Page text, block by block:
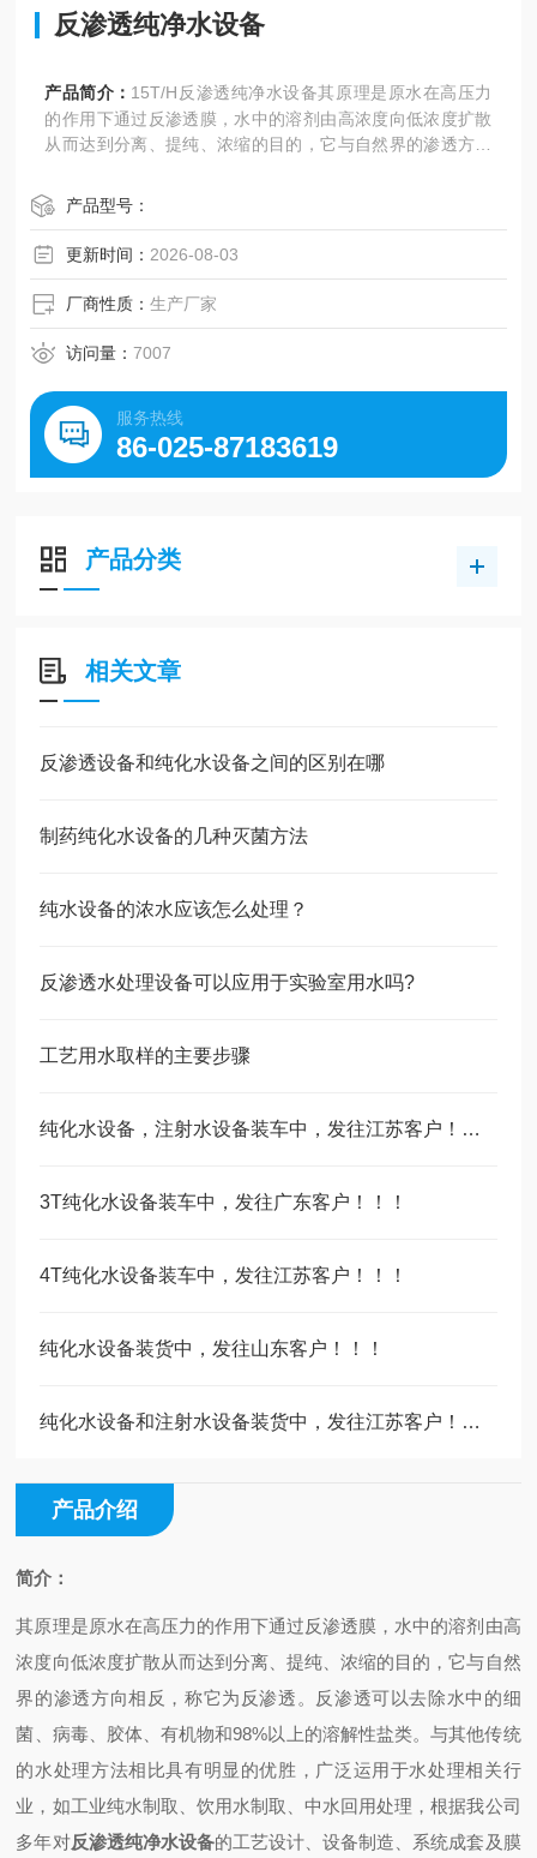
反渗透纯净水设备
产品简介： 15T/H反渗透纯净水设备其原理是原水在高压力
的作用下通过反渗透膜，水中的溶剂由高浓度向低浓度扩散
从而达到分离、提纯、浓缩的目的，它与自然界的渗透方向
产品型号：
更新时间： 2026-08-03
厂商性质：生产厂家
访问量：7007
服务热线
86-025-87183619
产品分类
相关文章
反渗透设备和纯化水设备之间的区别在哪
制药纯化水设备的几种灭菌方法
纯水设备的浓水应该怎么处理？
反渗透水处理设备可以应用于实验室用水吗?
工艺用水取样的主要步骤
纯化水设备，注射水设备装车中，发往江苏客户！！！
3T纯化水设备装车中，发往广东客户！！！
4T纯化水设备装车中，发往江苏客户！！！
纯化水设备装货中，发往山东客户！！！
纯化水设备和注射水设备装货中，发往江苏客户！！！
产品介绍
简介：
其原理是原水在高压力的作用下通过反渗透膜，水中的溶剂由高
浓度向低浓度扩散从而达到分离、提纯、浓缩的目的，它与自然
界的渗透方向相反，称它为反渗透。反渗透可以去除水中的细
菌、病毒、胶体、有机物和98%以上的溶解性盐类。与其他传统
的水处理方法相比具有明显的优胜，广泛运用于水处理相关行
业，如工业纯水制取、饮用水制取、中水回用处理，根据我公司
多年对反渗透纯净水设备的工艺设计、设备制造、系统成套及膜